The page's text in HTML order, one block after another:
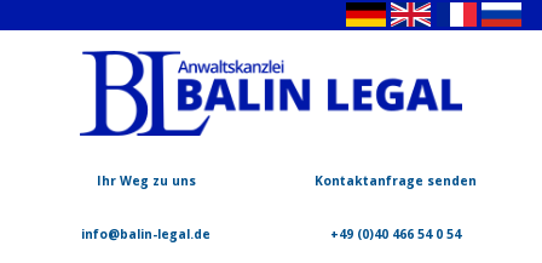
Ihr Weg zu uns Kontaktanfrage senden
info@balin-legal.de +49 (0)40 466 54 0 54